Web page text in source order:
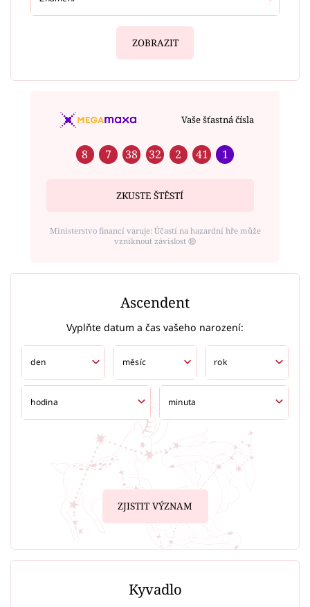
ZOBRAZIT
Vaše šťastná čísla
8 7 38 32 2 41 1
ZKUSTE ŠTĚSTÍ
Ministerstvo financí varuje: Účastí na hazardní hře může
vzniknout závislost ⑱
Ascendent
Vyplňte datum a čas vašeho narození:
ZJISTIT VÝZNAM
Kyvadlo